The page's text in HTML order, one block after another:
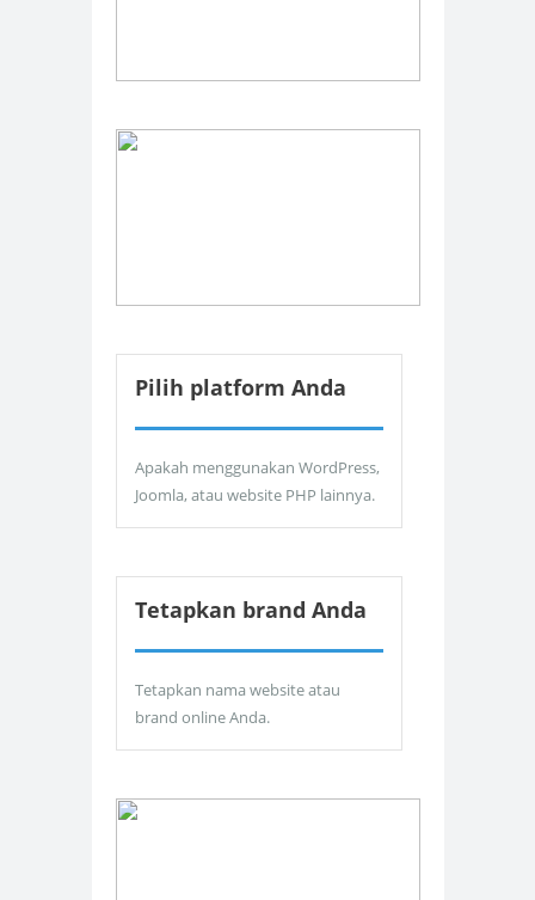
Pilih platform Anda
Apakah menggunakan WordPress,
Joomla, atau website PHP lainnya.
Tetapkan brand Anda
Tetapkan nama website atau
brand online Anda.